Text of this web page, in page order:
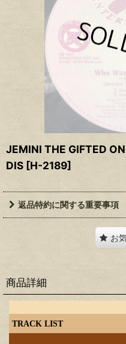
JEMINI THE GIFTED
DIS [H-2189]
返品特約に関する重要事項
お
商品詳細
TRACK LIST